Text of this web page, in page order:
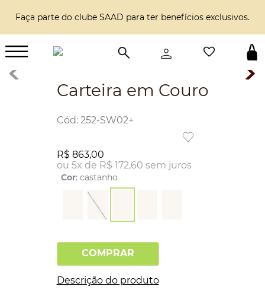
Faça parte do clube SAAD para ter benefícios exclusivos.
Carteira em Couro
: 252-SW02+
R$ 863,00
ou 5x de R$ 172,60 sem juros
Cor: castanho
COMPRAR
Descrição do produto